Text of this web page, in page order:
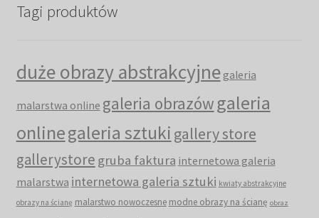
Tagi produktów
duże obrazy abstrakcyjne galeria
malarstwa online galeria obrazów galeria
onlinegaleria sztuki gallery store
gallerystore gruba faktura internetowa galeria
malarstwa internetowa galeria sztuki kwiaty abstrakcyjne
obrazy na ścianę malarstwo nowoczesne modne obrazy na ścianę obraz